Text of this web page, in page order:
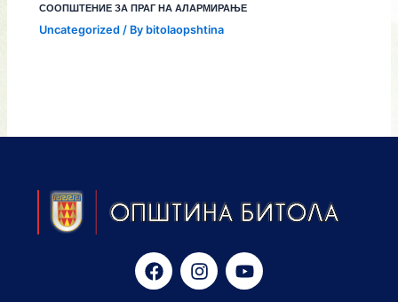
СООПШТЕНИЕ ЗА ПРАГ НА АЛАРМИРАЊЕ
Uncategorized / By bitolaopshtina
F
a
I
n
Y
o